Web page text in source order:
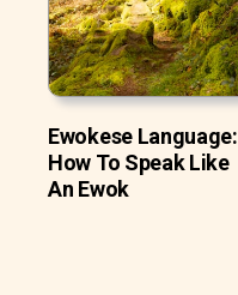
Ewokese Language:
How To Speak Like
An Ewok